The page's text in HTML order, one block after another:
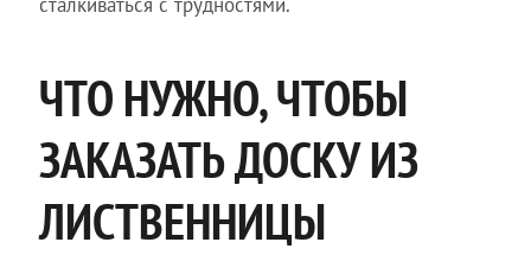
ЧТО НУЖНО, ЧТОБЫ
ЗАКАЗАТЬ ДОСКУ ИЗ
ЛИСТВЕННИЦЫ